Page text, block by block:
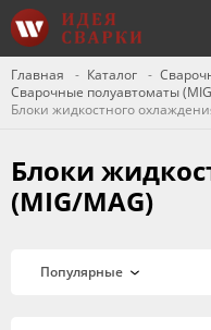
Главная Каталог
Сварочные полуавтоматы
Блоки жидкостного
Блоки
(MIG/MAG)